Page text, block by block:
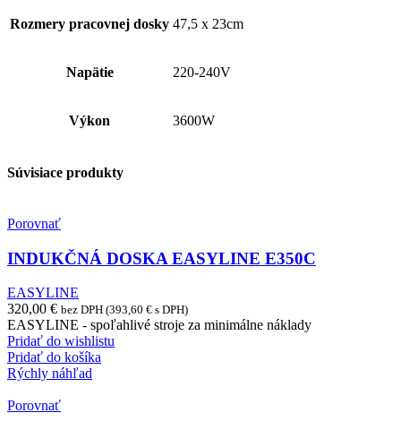
Rozmery pracovnej dosky 47,5 x 23cm
Napätie 220-240V
Výkon 3600W
Súvisiace produkty
Porovnať
INDUKČNÁ DOSKA EASYLINE E350C
EASYLINE
320,00 € bez DPH (393,60 € s DPH)
EASYLINE - spoľahlivé stroje za minimálne náklady
Pridať do wishlistu
Pridať do košíka
Rýchly náhľad
Porovnať